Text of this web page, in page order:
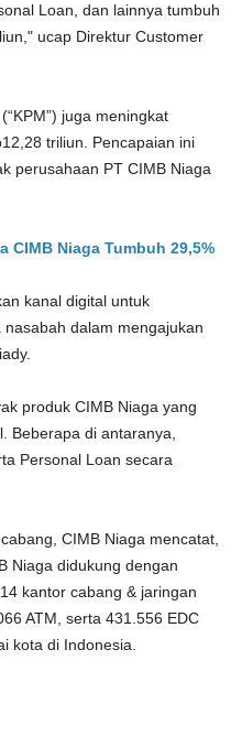
Loan, dan lainnya tumbuh
ucap Direktur Customer
juga meningkat
triliun. Pencapaian ini
perusahaan PT CIMB Niaga
CIMB Niaga Tumbuh 29,5%
kanal digital untuk
dalam mengajukan
produk CIMB Niaga yang
Beberapa di antaranya,
Personal Loan secara
CIMB Niaga mencatat,
Niaga didukung dengan
kantor cabang & jaringan
ATM, serta 431.556 EDC
kota di Indonesia.